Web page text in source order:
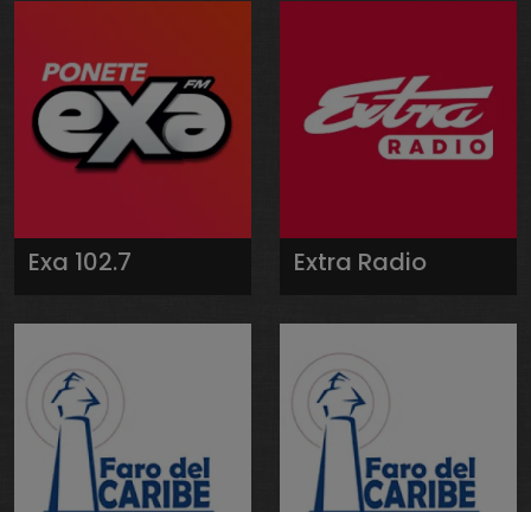
Exa 102.7 Extra Radio